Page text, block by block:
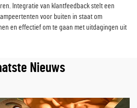
Integratie van klantfeedback stelt een
voor buiten in staat om
en effectief om te gaan met uitdagingen uit
Nieuws